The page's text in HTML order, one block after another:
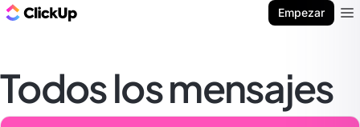
Empezar
Todos los mensajes